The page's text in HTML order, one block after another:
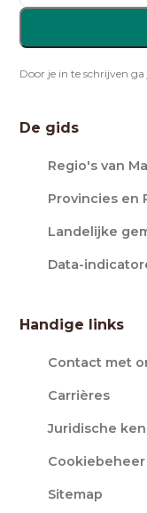
Door je in te schrijven
De gids
Regio's van
Provincies en
Landelijke
Data-
Handige links
Contact met
Carrières
Juridische
Cookiebeheer
Sitemap